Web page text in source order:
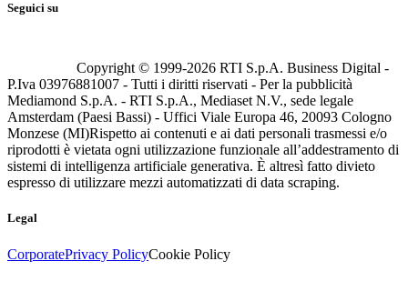
Seguici su
Copyright © 1999-2026 RTI S.p.A. Business Digital -
P.Iva 03976881007 - Tutti i diritti riservati - Per la pubblicità
Mediamond S.p.A. - RTI S.p.A., Mediaset N.V., sede legale
Amsterdam (Paesi Bassi) - Uffici Viale Europa 46, 20093 Cologno
Monzese (MI)Rispetto ai contenuti e ai dati personali trasmessi e/o
riprodotti è vietata ogni utilizzazione funzionale all’addestramento di
sistemi di intelligenza artificiale generativa. È altresì fatto divieto
espresso di utilizzare mezzi automatizzati di data scraping.
Legal
CorporatePrivacy PolicyCookie Policy